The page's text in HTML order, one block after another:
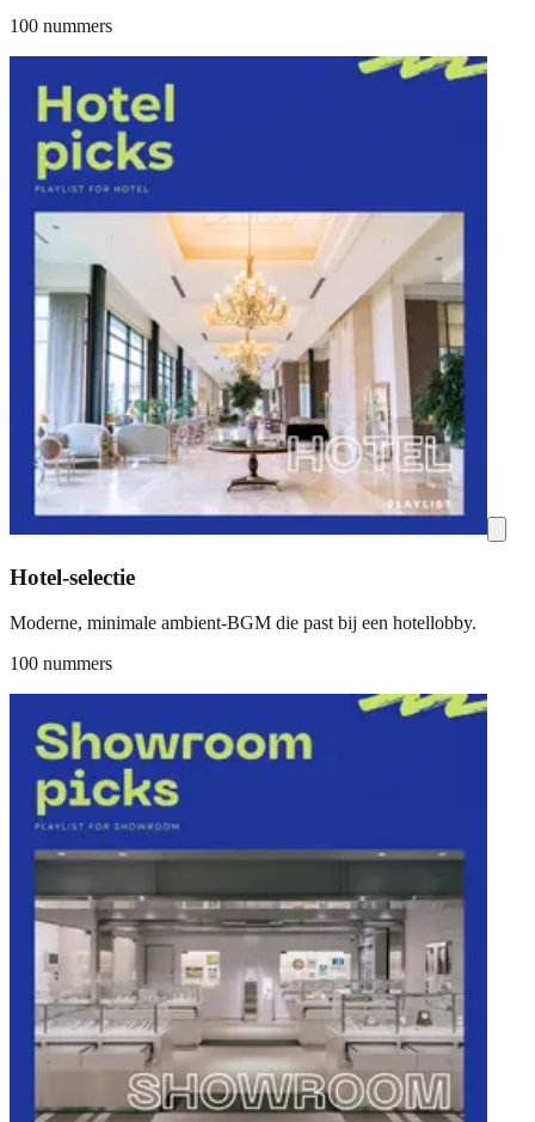
100 nummers
Hotel-selectie
Moderne, minimale ambient-BGM die past bij een hotellobby.
100 nummers